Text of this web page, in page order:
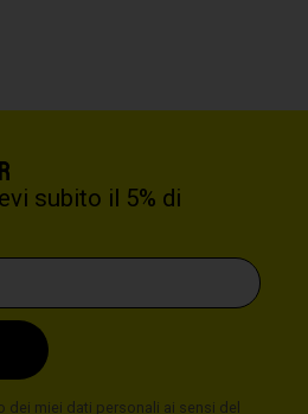
subito il 5% di
dei miei dati personali ai sensi del